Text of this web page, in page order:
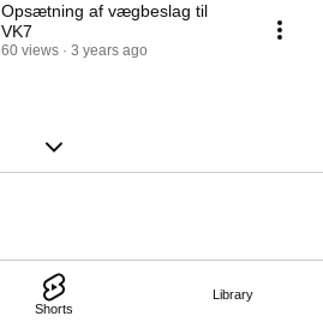
Shorts
Library
Opsætning af vægbeslag til
VK7
60 views 3 years ago